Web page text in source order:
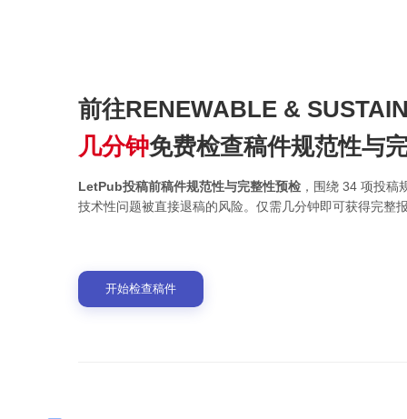
前往RENEWABLE &
几分钟免费检查稿件规范性与
LetPub投稿前稿件规范性与完整性预检 ，围绕 34 项投
技术性问题被直接退稿的风险。仅需几分钟即可获得完整